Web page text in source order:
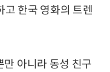
한국 영화의 트렌
아니라 동성 친구